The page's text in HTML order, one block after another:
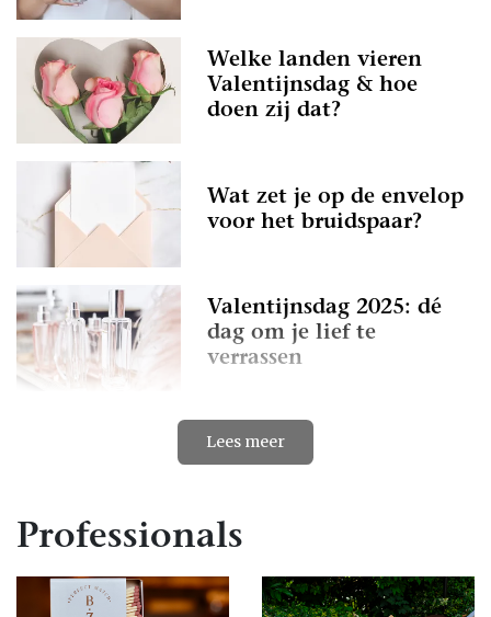
Professionals
Welke landen vieren
Valentijnsdag & hoe
doen zij dat?
Wat zet je op de envelop
voor het bruidspaar?
Valentijnsdag 2025: dé
dag om je lief te
verrassen
De beste cadeau-ideeën
voor adrenalinejunks
Lees meer